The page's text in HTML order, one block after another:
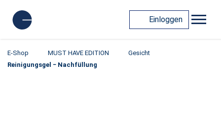
Einloggen
E-Shop MUST HAVE EDITION
Gesicht
Reinigungsgel − Nachfüllung